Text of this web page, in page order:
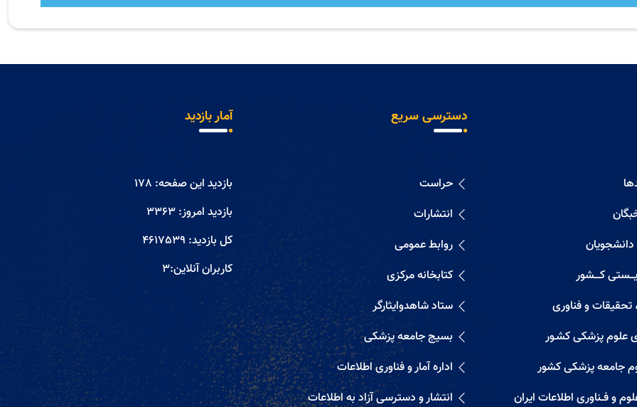
کــــشور
تحقیقات و فناوری
علوم پزشکی کشـور
جامعه پزشکی کشور
و فــناوری اطلاعات ایران
دسترسی سریع
حراست
انتشارات
روابط عمومی
کتابخانه مرکزی
ستاد شاهدوایثارگر
بسیج جامعه پزشکی
اداره آمار و فناوری اطلاعات
انتشار و دسترسی آزاد به اطلاعات
آمار بازدید
بازدید این صفحه: 178
بازدید امروز: 3363
کل بازدید: 4617539
کاربران آنلاین:3